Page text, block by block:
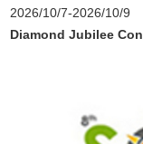
2026/10/7-2026/10/9
Diamond Jubilee